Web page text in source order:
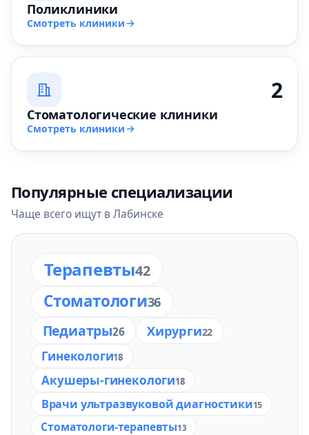
Поликлиники
Смотреть клиники
2
Стоматологические клиники
Смотреть клиники
Популярные специализации
Чаще всего ищут в Лабинске
Терапевты42
Стоматологи36
Педиатры26 Хирурги22
Гинекологи18
Акушеры-гинекологи18
Врачи ультразвуковой диагностики15
Стоматологи-терапевты13